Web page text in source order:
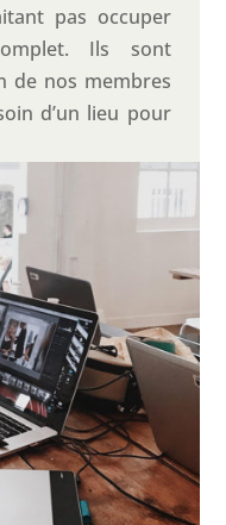
pas occuper
Ils sont
de nos membres
d’un lieu pour